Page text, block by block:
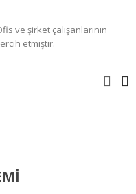
ve şirket çalışanlarının
etmiştir.